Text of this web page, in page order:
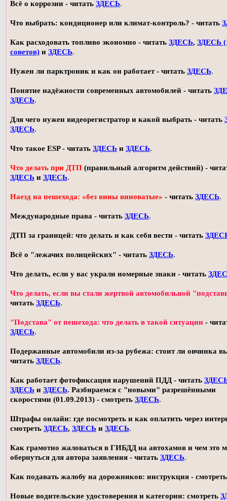
Всё о коррозии - читать ЗДЕСЬ.
Что выбрать: кондиционер или климат-контроль? - читать
Как расходовать топливо экономно - читать ЗДЕСЬ, ЗДЕСЬ
советов) и ЗДЕСЬ.
Нужен ли парктроник и как он работает - читать ЗДЕСЬ.
Понятие надёжности современных автомобилей - читать
ЗДЕСЬ.
Для чего нужен видеорегистратор и какой выбрать - читать
ЗДЕСЬ.
Что такое ESP - читать ЗДЕСЬ и ЗДЕСЬ.
Что делать при ДТП (правильный алгоритм действий) -
ЗДЕСЬ и ЗДЕСЬ.
Наезд на пешехода: «без вины виноватые» - читать ЗДЕСЬ.
Международные права - читать ЗДЕСЬ.
ДТП за границей: что делать и как себя вести - читать
Всё о "лежачих полицейских" - читать ЗДЕСЬ.
Что делать, если у вас украли номерные знаки - читать
Что делать, если вы стали жертвой автомобильной
читать ЗДЕСЬ.
"Подстава" от пешехода: что делать в такой ситуации -
ЗДЕСЬ.
Подержанные автомобили из-за рубежа: стоит ли овчинка
читать ЗДЕСЬ.
Как работает фотофиксация нарушений ПДД - читать
ЗДЕСЬ и ЗДЕСЬ. Разбираемся с "новыми" разрешёнными
скоростями (01.09.2013) - смотреть ЗДЕСЬ.
Штрафы онлайн: где посмотреть и как оплатить через
смотреть ЗДЕСЬ, ЗДЕСЬ и ЗДЕСЬ.
Как грамотно жаловаться в ГИБДД на автохамов и чем это
обернуться для автора заявления - читать ЗДЕСЬ.
Как подавать жалобу на дорожников: инструкция -
Новые водительские удостоверения и категории: смотреть